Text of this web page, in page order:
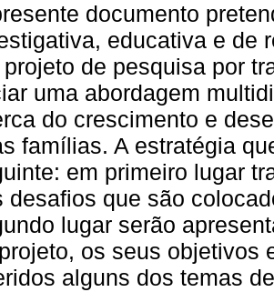
documento
educativa e de
projeto de pesquisa por
uma abordagem
do crescimento e
famílias. A estratégia
em primeiro lugar
desafios que são
lugar serão
os seus objetivos
alguns dos temas